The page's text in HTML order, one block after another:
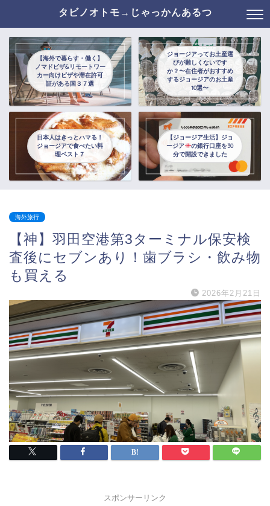
タビノオトモ→じゃっかんあるつ
【海外で暮らす・働く】
ノマドビザ&リモートワー
カー向けビザや滞在許可
証がある国３７選
ジョージアってお土産選
びが難しくないです
か？〜在住者がおすすめ
するジョージアのお土産
10選〜
日本人はきっとハマる！
ジョージアで食べたい料
理ベスト７
【ジョージア生活】ジョ
ージア
の銀行口座を30
分で開設できました
海外旅行
【神】羽田空港第3ターミナル保安検
査後にセブンあり！歯ブラシ・飲み物
も買える
2026年2月21日
スポンサーリンク